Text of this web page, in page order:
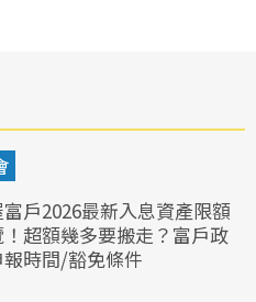
戶2026最新入息資產限額
！超額幾多要搬走？富戶政
報時間/豁免條件